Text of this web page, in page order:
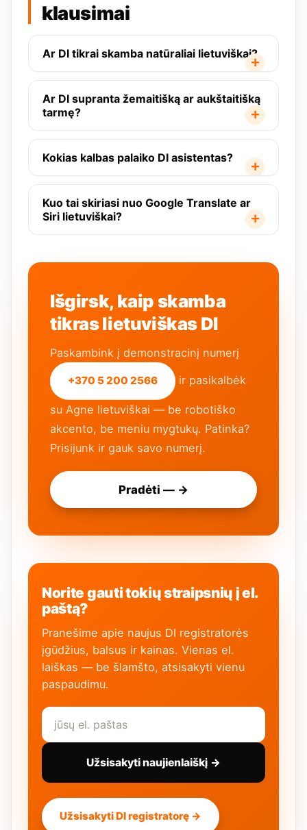
klausimai
Ar DI tikrai skamba natūraliai lietuviškai?
Ar DI supranta žemaitišką ar aukštaitišką
tarmę?
Kokias kalbas palaiko DI asistentas?
Kuo tai skiriasi nuo Google Translate ar
Siri lietuviškai?
Išgirsk, kaip skamba
tikras lietuviškas DI
Paskambink į demonstracinį numerį
+370 5 200 2566 ir pasikalbėk
su Agne lietuviškai — be robotiško
akcento, be meniu mygtukų. Patinka?
Prisijunk ir gauk savo numerį.
Pradėti — →
Norite gauti tokių straipsnių į el.
paštą?
Pranešime apie naujus DI registratorės
įgūdžius, balsus ir kainas. Vienas el.
laiškas — be šlamšto, atsisakyti vienu
paspaudimu.
Užsisakyti naujienlaiškį →
Užsisakyti DI registratorę →